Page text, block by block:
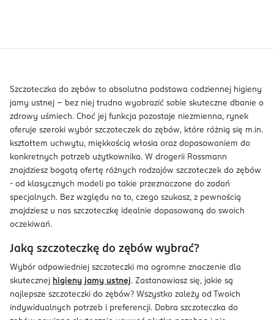
Szczoteczka do zębów to absolutna podstawa codziennej higieny
jamy ustnej – bez niej trudno wyobrazić sobie skuteczne dbanie o
zdrowy uśmiech. Choć jej funkcja pozostaje niezmienna, rynek
oferuje szeroki wybór szczoteczek do zębów, które różnią się m.in.
kształtem uchwytu, miękkością włosia oraz dopasowaniem do
konkretnych potrzeb użytkownika. W drogerii Rossmann
znajdziesz bogatą ofertę różnych rodzajów szczoteczek do zębów
- od klasycznych modeli po takie przeznaczone do zadań
specjalnych. Bez względu na to, czego szukasz, z pewnością
znajdziesz u nas szczoteczkę idealnie dopasowaną do swoich
oczekiwań.
Jaką szczoteczkę do zębów wybrać?
Wybór odpowiedniej szczoteczki ma ogromne znaczenie dla
skutecznej higieny jamy ustnej. Zastanawiasz się, jakie są
najlepsze szczoteczki do zębów? Wszystko zależy od Twoich
indywidualnych potrzeb i preferencji. Dobra szczoteczka do